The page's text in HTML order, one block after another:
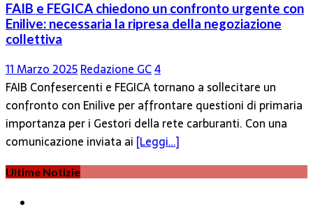
FAIB e FEGICA chiedono un confronto urgente con
Enilive: necessaria la ripresa della negoziazione
collettiva
11 Marzo 2025Redazione GC4
FAIB Confesercenti e FEGICA tornano a sollecitare un
confronto con Enilive per affrontare questioni di primaria
importanza per i Gestori della rete carburanti. Con una
comunicazione inviata ai [Leggi…]
Ultime Notizie